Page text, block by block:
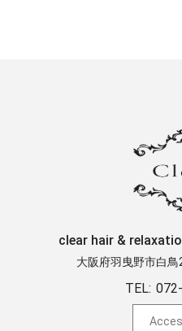
clear hair &
大阪府羽曳野市白
TEL: